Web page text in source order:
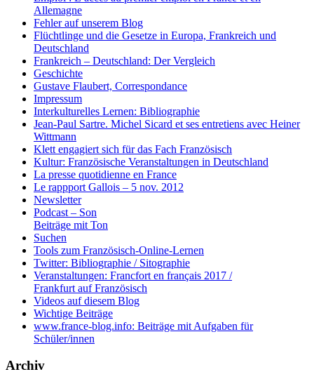
Allemagne
Fehler auf unserem Blog
Flüchtlinge und die Gesetze in Europa, Frankreich und
Deutschland
Frankreich – Deutschland: Der Vergleich
Geschichte
Gustave Flaubert, Correspondance
Impressum
Interkulturelles Lernen: Bibliographie
Jean-Paul Sartre. Michel Sicard et ses entretiens avec Heiner
Wittmann
Klett engagiert sich für das Fach Französisch
Kultur: Französische Veranstaltungen in Deutschland
La presse quotidienne en France
Le rappport Gallois – 5 nov. 2012
Newsletter
Podcast – Son
Beiträge mit Ton
Suchen
Tools zum Französisch-Online-Lernen
Twitter: Bibliographie / Sitographie
Veranstaltungen: Francfort en français 2017 /
Frankfurt auf Französisch
Videos auf diesem Blog
Wichtige Beiträge
www.france-blog.info: Beiträge mit Aufgaben für
Schüler/innen
Archiv